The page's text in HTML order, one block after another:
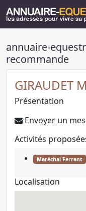
annuaire-
recommande
GIRAUDET
Présentation
Envoyer un
Activités
Maréchal Ferrant
Localisation